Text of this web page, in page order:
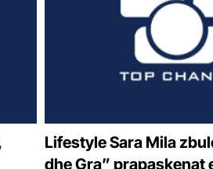
Lifestyle Sara Mila zbulon në “Goca
dhe Gra” prapaskenat